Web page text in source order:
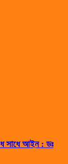
সাধে আইন : ডঃ